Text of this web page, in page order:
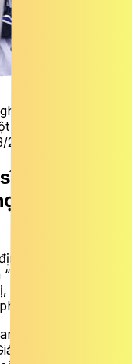
định
số điều của Luật
danh dự’,
hàm, học
từ ngày 15/3,
sĩ danh dự”
học hàm trong các
lý.
dự”, quyết định
sư danh dự”. Cơ